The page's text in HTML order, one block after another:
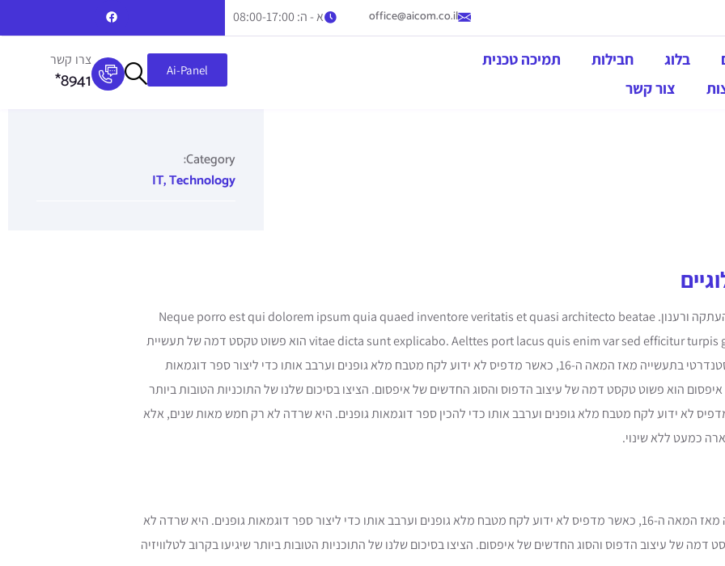
office@aicom.co.il א - ה: 08:00-17:00
בלוג חבילות
תמיכה טכנית
צור קשר
Ai-Panel
צרו קשר
8941*
Category:
IT,Technology
לורם איפסום הוא פשוט טקסט חופשי המשמש להעתקה ורענון. Neque porro est qui dolorem ipsum quia quaed inventore veritatis et quasi architecto beatae
vitae dicta sunt explicabo. Aelttes port lacus quis enim var sed efficitur turpis gilla sed sit amet finibus eros. Lorem Ipsum הוא פשוט טקסט דמה של תעשיית
הדפוס והקביעה. לורם איפסום היה טקסט דמה סטנדרטי בתעשייה מאז המאה ה-16, כאשר מדפיס לא ידוע לקח מטבח מלא גופנים וערבב אותו כדי ליצור ספר דוגמאות
הוא פשוט טקסט דמה של עיצוב הדפוס והסוג החדשים של איפסום. הציצו בסיכום שלנו של התוכניות הטובות ביותר
לא ידוע לקח מטבח מלא גופנים וערבב אותו כדי להכין ספר דוגמאות גופנים. היא שרדה לא רק חמש מאות שנים, אלא
כמעט ללא שינוי.
לורם איפסום היה טקסט דמה סטנדרטי בתעשייה מאז המאה ה-16, כאשר מדפיס לא ידוע לקח מטבח מלא גופנים וערבב אותו כדי ליצור ספר דוגמאות גופנים. היא שרדה לא
של עיצוב הדפוס והסוג החדשים של איפסום. הציצו בסיכום שלנו של התוכניות הטובות ביותר שיגיעו בקרוב לטלוויזיה